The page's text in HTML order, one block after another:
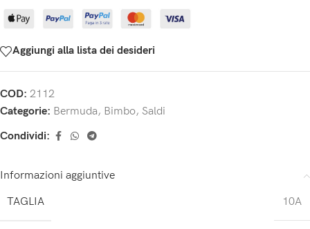
Aggiungi alla lista dei desideri
COD: 2112
Categorie: Bermuda, Bimbo, Saldi
Condividi:
Informazioni aggiuntive
TAGLIA
10A